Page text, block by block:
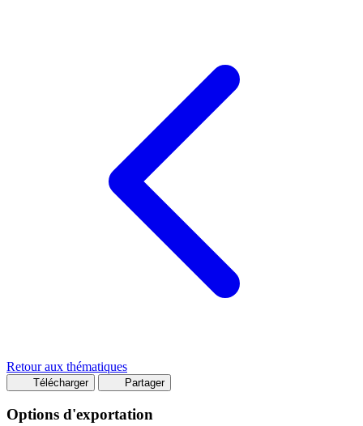
Retour aux thématiques
Télécharger Partager
Options d'exportation